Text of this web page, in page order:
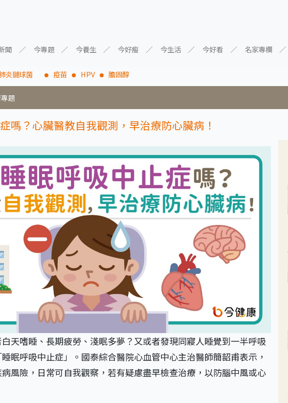
聞 今專題 今養生 今好瘦 今生活 今好看 名家專欄
炎鏈球菌 疫苗 HPV 膽固醇
題
嗎？心臟醫教自我觀測，早治療防心臟病！
天嗜睡、長期疲勞、淺眠多夢？又或者發現同寢人睡覺到一半呼吸
眠呼吸中止症」。國泰綜合醫院心血管中心主治醫師簡韶甫表示，
風險，日常可自我觀察，若有疑慮盡早檢查治療，以防腦中風或心